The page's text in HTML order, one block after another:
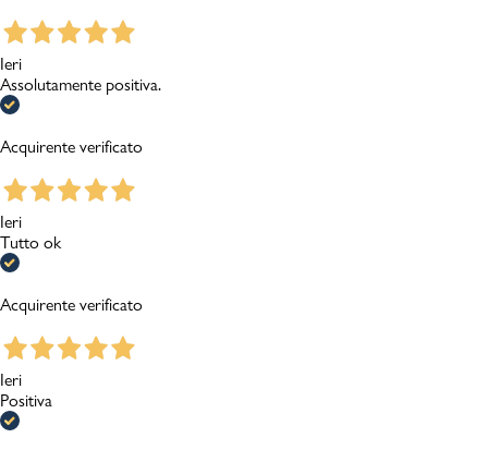
Ieri
Assolutamente positiva.
Acquirente verificato
Ieri
Tutto ok
Acquirente verificato
Ieri
Positiva